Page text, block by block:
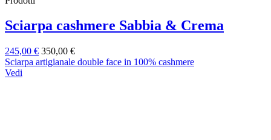
Sciarpa cashmere Sabbia & Crema
245,00 € 350,00 €
Sciarpa artigianale double face in 100% cashmere
Vedi